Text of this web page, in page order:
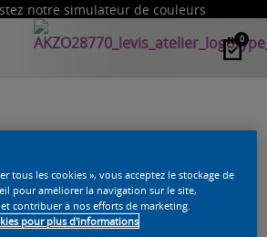
notre simulateur de couleurs
0
N'EXISTE PAS.
tous les cookies », vous acceptez le stockage de
pour améliorer la navigation sur le site,
contribuer à nos efforts de marketing.
pour plus d'informations